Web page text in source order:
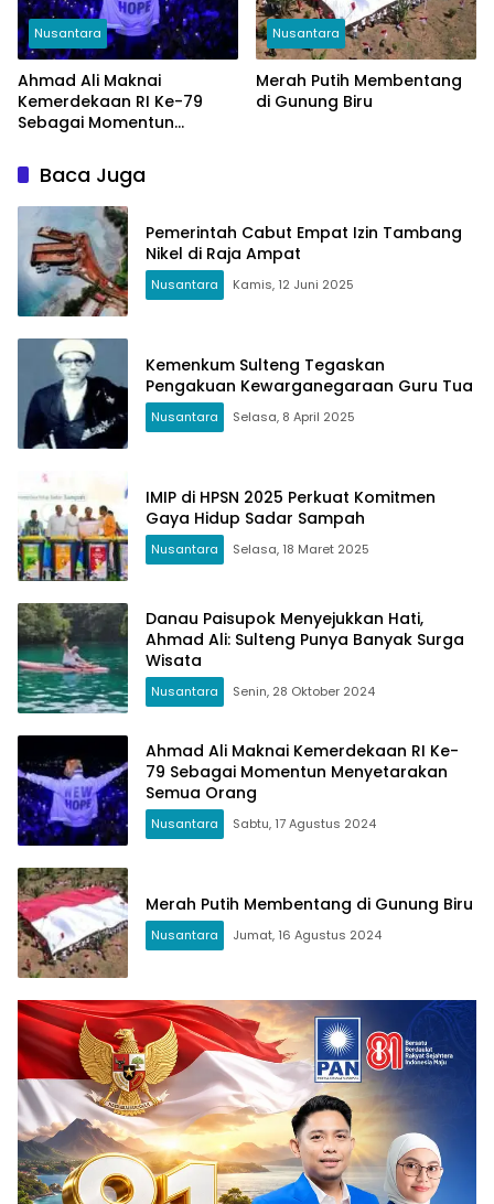
Nusantara
Ahmad Ali Maknai
Kemerdekaan RI Ke-79
Sebagai Momentun
Orang
Nusantara
Merah Putih Membentang
di Gunung Biru
Baca Juga
Pemerintah Cabut Empat Izin Tambang
Nikel di Raja Ampat
Nusantara Kamis, 12 Juni 2025
Kemenkum Sulteng Tegaskan
Pengakuan Kewarganegaraan Guru Tua
Nusantara Selasa, 8 April 2025
IMIP di HPSN 2025 Perkuat Komitmen
Gaya Hidup Sadar Sampah
Nusantara Selasa, 18 Maret 2025
Danau Paisupok Menyejukkan Hati,
Ahmad Ali: Sulteng Punya Banyak Surga
Wisata
Nusantara Senin, 28 Oktober 2024
Ahmad Ali Maknai Kemerdekaan RI Ke-
79 Sebagai Momentun Menyetarakan
Semua Orang
Nusantara Sabtu, 17 Agustus 2024
Merah Putih Membentang di Gunung Biru
Nusantara Jumat, 16 Agustus 2024